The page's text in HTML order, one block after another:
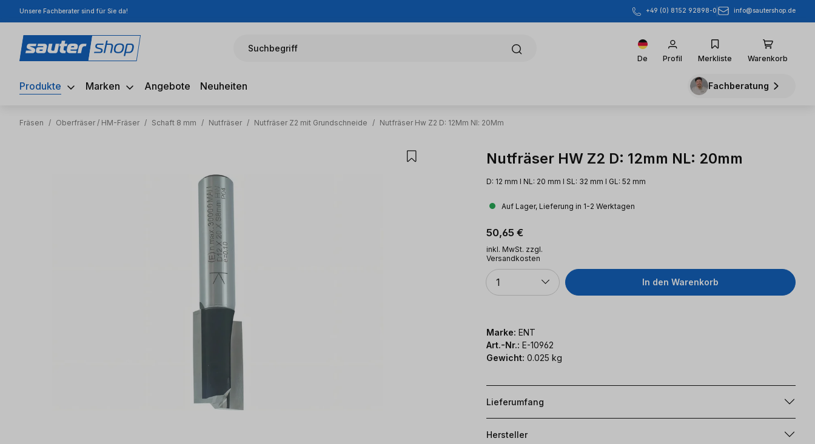
Hauptinhalt springen
Zur Suche springen
Zur Hauptnavigation springen
Unsere Fachberater sind für Sie da! +49 (0) 8152 92898-0 info@sautershop.de
Suchbegriff
De Profil Merkliste Warenkorb
Produkte Marken Angebote Neuheiten Fachberatung
Fräsen / Oberfräser / HM-Fräser / Schaft 8 mm / Nutfräser / Nutfräser Z2 mit Grundschneide / Nutfräser Hw Z2 D: 12Mm Nl: 20Mm
Nutfräser HW Z2 D: 12mm NL: 20mm
D: 12 mm l NL: 20 mm l SL: 32 mm l GL: 52 mm
Auf Lager, Lieferung in 1-2 Werktagen
Regulärer Preis:
50,65 €
inkl. MwSt. zzgl.
Versandkosten
Anzahl
1 In den Warenkorb
Marke: ENT
Art.-Nr.: E-10962
Gewicht: 0.025 kg
Lieferumfang
Hersteller